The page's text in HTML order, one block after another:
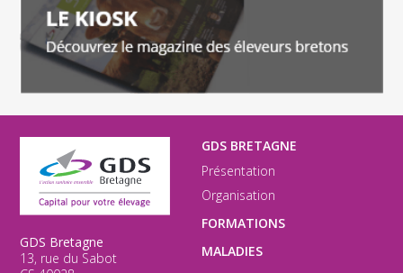
GDS Bretagne
13, rue du Sabot
GDS BRETAGNE
Présentation
Organisation
FORMATIONS
MALADIES